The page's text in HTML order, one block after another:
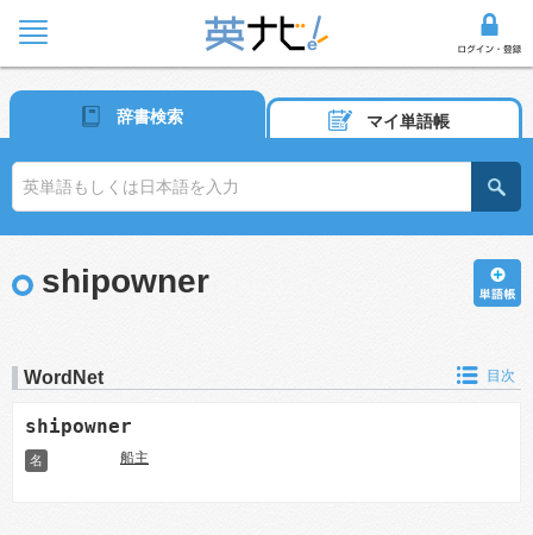
辞書検索 マイ単語帳
shipowner
WordNet 目次
shipowner
名 船主